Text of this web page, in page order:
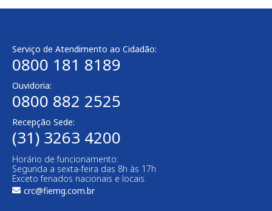
Serviço de Atendimento ao Cidadão:
0800 181 8189
Ouvidoria:
0800 882 2525
Recepção Sede:
(31) 3263 4200
Horário de funcionamento:
Segunda a sexta-feira das 8h às 17h
Exceto feriados nacionais e locais.
crc@fiemg.com.br